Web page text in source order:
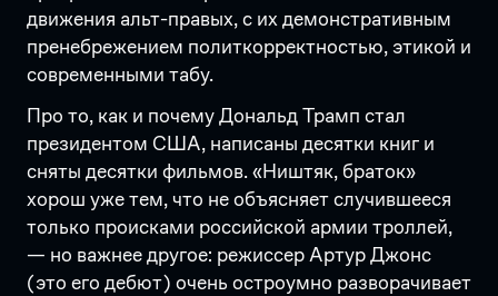
движения альт-правых, с их демонстративным
пренебрежением политкорректностью, этикой и
современными табу.
Про то, как и почему Дональд Трамп стал
президентом США, написаны десятки книг и
сняты десятки фильмов. «Ништяк, браток»
хорош уже тем, что не объясняет случившееся
только происками российской армии троллей,
— но важнее другое: режиссер Артур Джонс
(это его дебют) очень остроумно разворачивает